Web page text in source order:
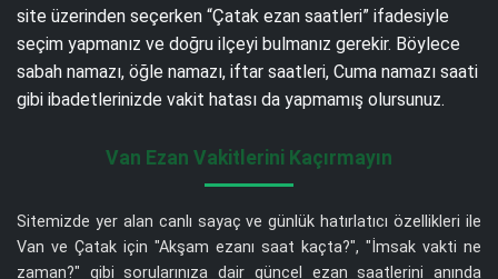
site üzerinden seçerken “Çatak ezan saatleri” ifadesiyle
seçim yapmanız ve doğru ilçeyi bulmanız gerekir. Böylece
sabah namazı, öğle namazı, iftar saatleri, Cuma namazı saati
gibi ibadetlerinizde vakit hatası da yapmamış olursunuz.
Van Ezan Vakitlerini Kaçırmayın
Sitemizde yer alan canlı sayaç ve günlük hatırlatıcı özellikleri ile
Van ve Çatak için "Akşam ezanı saat kaçta?", "İmsak vakti ne
zaman?" gibi sorularınıza dair güncel ezan saatlerini anında